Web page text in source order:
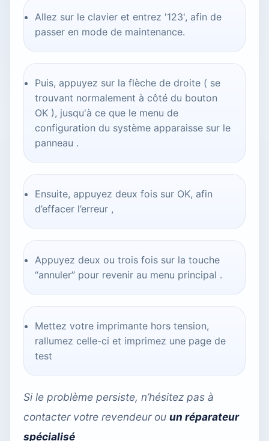
Allez sur le clavier et entrez '123', afin de
passer en mode de maintenance.
Puis, appuyez sur la flèche de droite ( se
trouvant normalement à côté du bouton
OK ), jusqu'à ce que le menu de
configuration du système apparaisse sur ​​le
panneau .
Ensuite, appuyez deux fois sur OK, afin
d’effacer l’erreur ,
Appuyez deux ou trois fois sur la touche
“annuler” pour revenir au menu principal .
Mettez votre imprimante hors tension,
rallumez celle-ci et imprimez une page de
test
Si le problème persiste, n’hésitez pas à
contacter votre revendeur ou un réparateur
spécialisé